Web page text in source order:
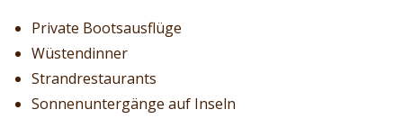
Private Bootsausflüge
Wüstendinner
Strandrestaurants
Sonnenuntergänge auf Inseln